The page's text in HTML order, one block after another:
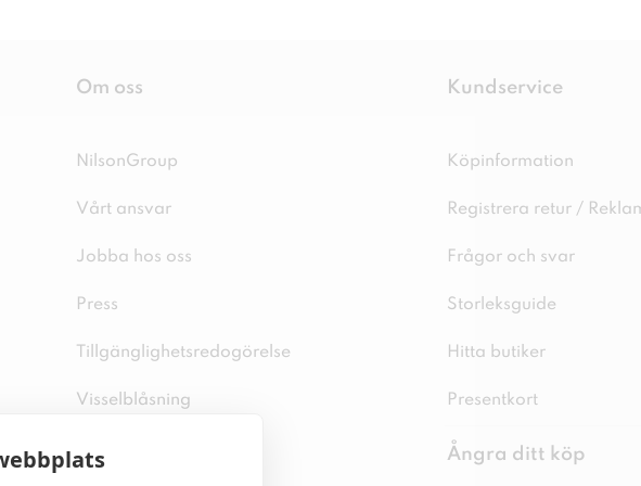
Om oss
NilsonGroup
Vårt ansvar
Jobba hos oss
Press
Tillgänglighetsredogörelse
Visselblåsning
Kundservice
Köpinformation
Registrera retur /
Frågor och svar
Storleksguide
Hitta butiker
Presentkort
Ångra ditt köp